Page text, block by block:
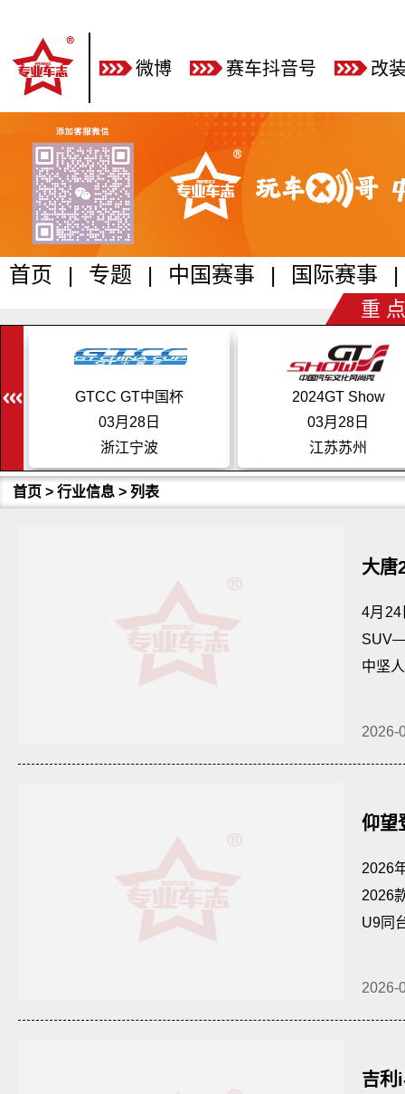
微博 赛车抖音号 改
首页 | 专题 | 中国赛事 | 国际赛事 |
重
GTCC GT中国杯
03月28日
浙江宁波
2024GT Show
03月28日
江苏苏州
首页 > 行业信息 > 列表
大唐
领先
4月24
中坚
2026-
仰望
境
2026
2026
U9同
2026-
吉利